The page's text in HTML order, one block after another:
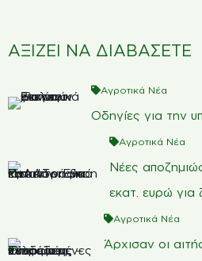
ΑΞΙΖΕΙ ΝΑ ΔΙΑΒΑΣΕΤΕ
Αγροτικά Νέα
Οδηγίες για την
Αγροτικά Νέα
Νέες
εκατ. ευρώ
Αγροτικά Νέα
Άρχισαν οι